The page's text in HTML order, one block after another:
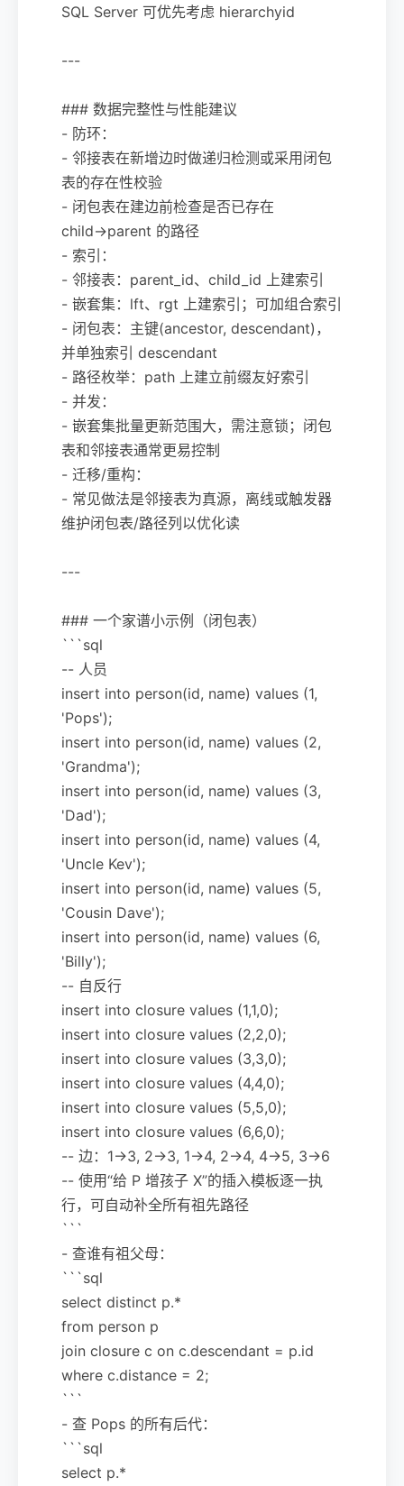
SQL Server 可优先考虑 hierarchyid
---
### 数据完整性与性能建议
- 防环：
- 邻接表在新增边时做递归检测或采用闭包
表的存在性校验
- 闭包表在建边前检查是否已存在
child→parent 的路径
- 索引：
- 邻接表：parent_id、child_id 上建索引
- 嵌套集：lft、rgt 上建索引；可加组合索引
- 闭包表：主键(ancestor, descendant)，
并单独索引 descendant
- 路径枚举：path 上建立前缀友好索引
- 并发：
- 嵌套集批量更新范围大，需注意锁；闭包
表和邻接表通常更易控制
- 迁移/重构：
- 常见做法是邻接表为真源，离线或触发器
维护闭包表/路径列以优化读
---
### 一个家谱小示例（闭包表）
```sql
-- 人员
insert into person(id, name) values (1,
'Pops');
insert into person(id, name) values (2,
'Grandma');
insert into person(id, name) values (3,
'Dad');
insert into person(id, name) values (4,
'Uncle Kev');
insert into person(id, name) values (5,
'Cousin Dave');
insert into person(id, name) values (6,
'Billy');
-- 自反行
insert into closure values (1,1,0);
insert into closure values (2,2,0);
insert into closure values (3,3,0);
insert into closure values (4,4,0);
insert into closure values (5,5,0);
insert into closure values (6,6,0);
-- 边：1→3, 2→3, 1→4, 2→4, 4→5, 3→6
-- 使用“给 P 增孩子 X”的插入模板逐一执
行，可自动补全所有祖先路径
```
- 查谁有祖父母：
```sql
select distinct p.*
from person p
join closure c on c.descendant = p.id
where c.distance = 2;
```
- 查 Pops 的所有后代：
```sql
select p.*